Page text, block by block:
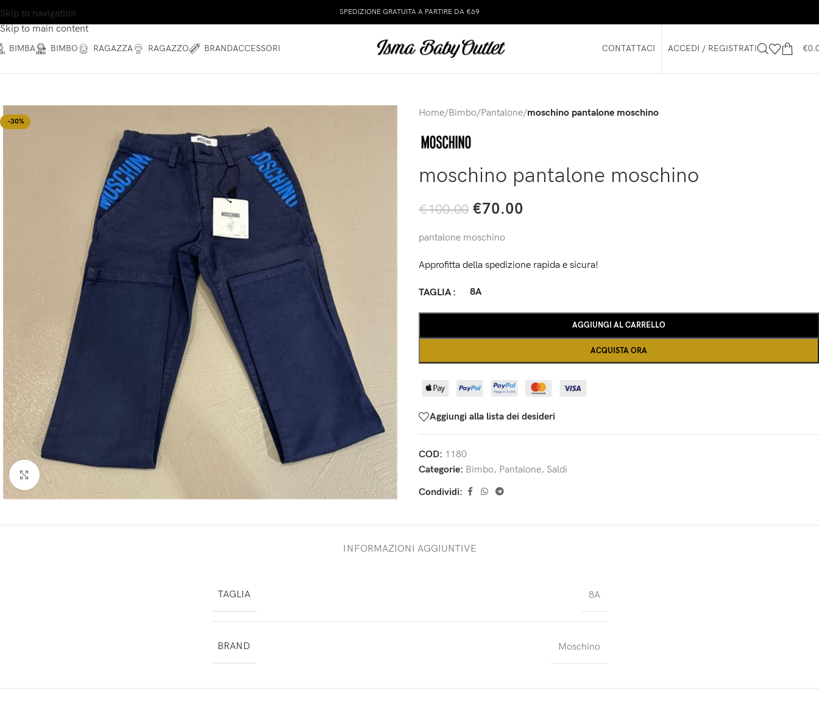
Skip to navigation
Skip to main content
SPEDIZIONE GRATUITA A PARTIRE DA €69
BIMBA BIMBO RAGAZZA RAGAZZO BRANDACCESSORI CONTATTACI ACCEDI / REGISTRATI €
-30%
Click to enlarge
Home/Bimbo/Pantalone/moschino pantalone moschino
moschino pantalone moschino
€100.00 €70.00
pantalone moschino
Approfitta della spedizione rapida e sicura!
TAGLIA 8A
AGGIUNGI AL CARRELLO
ACQUISTA ORA
Aggiungi alla lista dei desideri
COD: 1180
Categorie: Bimbo, Pantalone, Saldi
Condividi:
INFORMAZIONI AGGIUNTIVE
TAGLIA 8A
BRAND Moschino